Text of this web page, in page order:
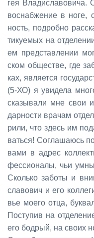
гея Вла­ди­сла­во­ви­ча.
во­снаб­же­ние в но­ге,
ность, по­дроб­но
ти­ку­е­мых на
ем пред­став­ле­нии
ском об­ще­стве, где
ках, яв­ля­ет­ся
(5-ХО) я уви­де­ла
ска­зы­ва­ли мне свои
дар­но­сти вра­чам
ри­ли, что здесь им
вать­ся! Со­гла­ша­юсь
ва­ми в ад­рес
фес­си­о­на­лы, чьи
Сколь­ко за­бо­ты и
сла­во­вич и его
вье мо­е­го от­ца,
По­сту­пив на
его бод­рый, на сво­их